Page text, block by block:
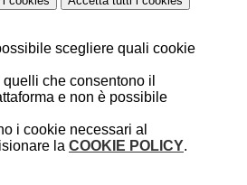
scegliere quali cookie
quelli che consentono il
e non è possibile
i cookie necessari al
la COOKIE POLICY.